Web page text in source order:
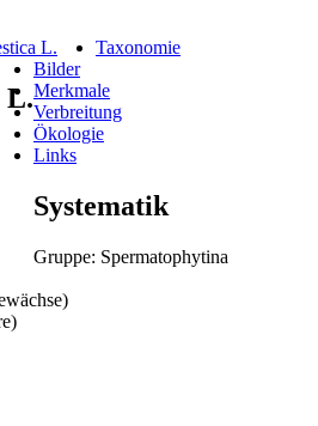
L.
Taxonomie
Bilder
Merkmale
Verbreitung
Ökologie
Links
Systematik
Gruppe: Spermatophytina